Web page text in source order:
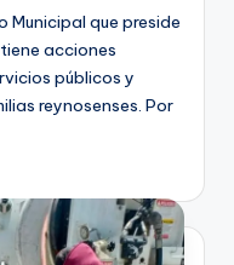
Municipal que preside
acciones
públicos y
reynosenses. Por